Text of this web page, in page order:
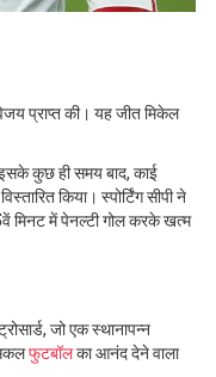
प्राप्त की। यह जीत मिकेल
कुछ ही समय बाद, काई
किया। स्पोर्टिंग सीपी ने
मिनट में पेनल्टी गोल करके खत्म
जो एक स्थानापन्न
फुटबॉलका आनंद देने वाला